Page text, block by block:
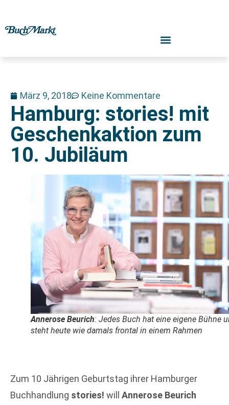
März 9, 2018 Keine Kommentare
Hamburg: stories! mit
Geschenkaktion zum
10. Jubiläum
Annerose Beurich: Jedes Buch hat eine eigene Bühne
steht heute wie damals frontal in einem Rahmen
Zum 10 Jährigen Geburtstag ihrer Hamburger
Buchhandlung stories! will Annerose Beurich